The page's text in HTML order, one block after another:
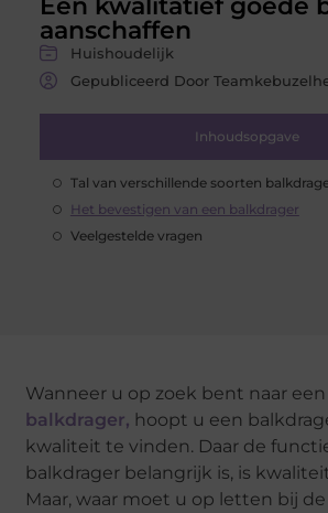
aanschaffen
Huishoudelijk
Gepubliceerd Door
Inhoudsopgave
Tal van verschillende soorten
Het bevestigen van een balkdrager
Veelgestelde vragen
Wanneer u op zoek bent naar een
balkdrager, hoopt u een
kwaliteit te vinden. Daar de
balkdrager belangrijk is, is
Maar, waar moet u op letten bij de